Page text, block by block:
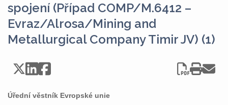
spojení (Případ COMP/M.6412 –
Evraz/Alrosa/Mining and
Metallurgical Company Timir JV) (1)
Úřední věstník Evropské unie